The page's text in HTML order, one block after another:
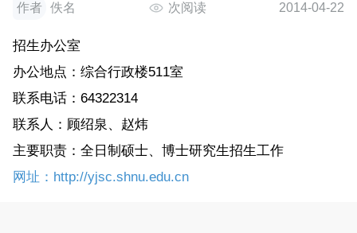
作者 佚名 次阅读 2014-04-22
招生办公室
办公地点：综合行政楼511室
联系电话：64322314
联系人：顾绍泉、赵炜
主要职责：全日制硕士、博士研究生招生工作
网址：http://yjsc.shnu.edu.cn